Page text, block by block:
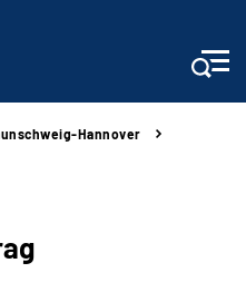
Hannover